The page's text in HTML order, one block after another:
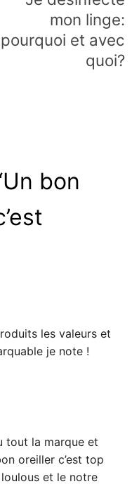
mon linge:
pourquoi et avec
quoi?
Un bon
les valeurs et
je note !
tout la marque et
oreiller c’est top
et le notre